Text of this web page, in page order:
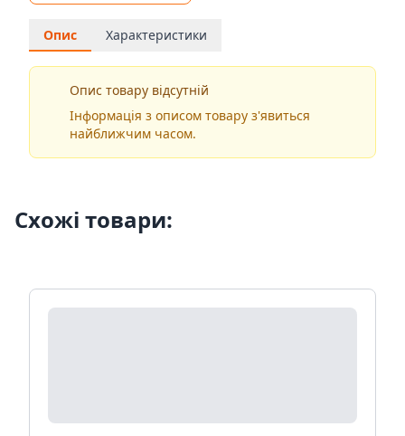
Опис Характеристики
Опис товару відсутній
Інформація з описом товару з'явиться
найближчим часом.
Схожі товари: